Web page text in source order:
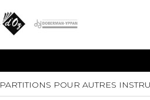
partitions riche en œuvres
PARTITIONS POUR AUTRES